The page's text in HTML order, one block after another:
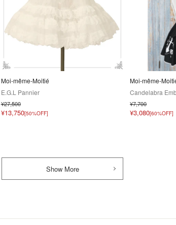
Moi-même-Moitié
E.G.L Pannier
¥27,500
¥13,750[50%OFF]
Moi-même-
Candelabra
¥7,700
¥3,080[60%OFF]
Show More